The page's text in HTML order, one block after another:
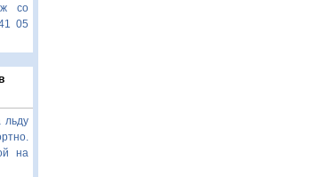
со
05
льду
на